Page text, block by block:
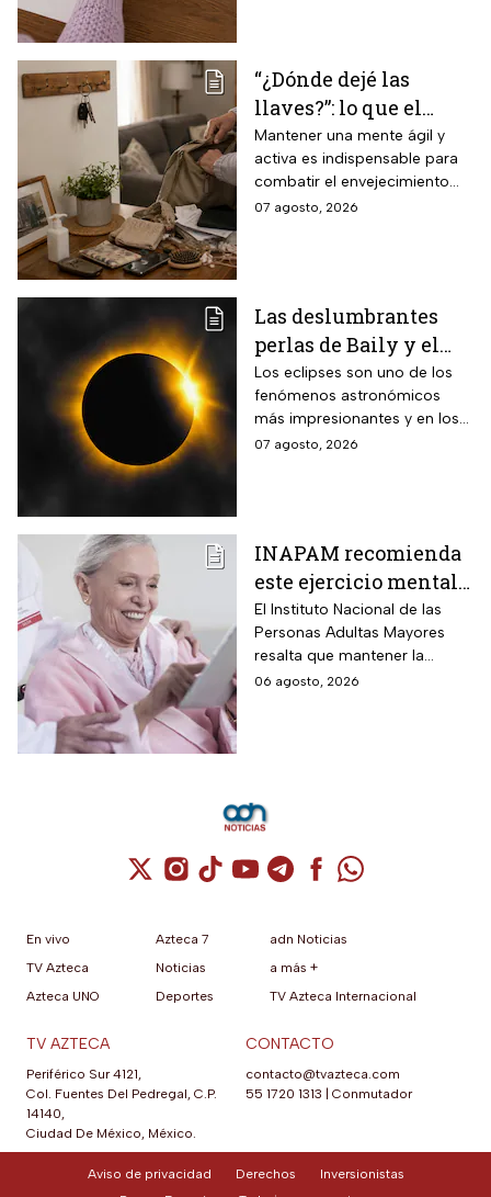
“¿Dónde dejé las
llaves?”: lo que el
INAPAM advierte
sobre los 3 olvidos
comunes que no
debes ignorar en la
Mantener una mente ágil y
activa es indispensable para
combatir el envejecimiento
natural del cerebro.
07 agosto, 2026
Las deslumbrantes
perlas de Baily y el
anillo de diamantes
que se verán en el
eclipse solar total
Los eclipses son uno de los
fenómenos astronómicos
más impresionantes y en los
próximos días habrá un
07 agosto, 2026
INAPAM recomienda
este ejercicio mental
para adultos mayores
5 veces a la semana
durante 3 meses para
mejorar la atención
El Instituto Nacional de las
Personas Adultas Mayores
resalta que mantener la
disciplina es la clave para
06 agosto, 2026
Cuenta de X / Twitter (se abre en una
Cuenta de Instagram (se abre en una
Cuenta de TikTok (se abre en
Cuenta de YouTube (se abre
Cuenta de Telegram (se
Cuenta de
Cuenta de
En vivo
TV Azteca
Azteca UNO
Azteca 7
Noticias
Deportes
adn Noticias
a más +
TV Azteca Internacional
TV AZTECA
Periférico Sur 4121,
Col. Fuentes Del Pedregal, C.P.
14140,
Ciudad De México, México.
CONTACTO
contacto@tvazteca.com
55 1720 1313
Conmutador
Aviso de privacidad Derechos
Inversionistas